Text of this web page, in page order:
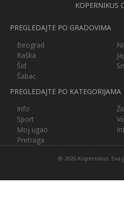
KOPERNIKUS
PREGLEDAJTE PO GRADOVIMA
Beograd
Raška
Šid
Šabac
PREGLEDAJTE PO KATEGORIJAMA
Info
Sport
Moj ugao
Pretraga
© 2026 Kopernikus. Sva